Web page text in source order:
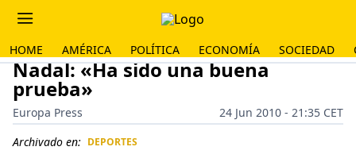
HOME AMÉRICA POLÍTICA ECONOMÍA SOCIEDAD
Nadal: «Ha sido una buena
prueba»
Europa Press
24 Jun 2010 - 21:35 CET
Archivado en: DEPORTES